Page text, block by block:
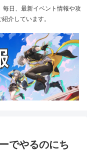
毎日、最新イベント情報や攻
介しています。
でやるのにち